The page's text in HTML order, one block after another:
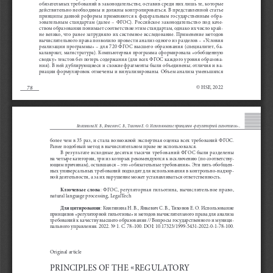
78 © HSE, 2022
обязательных требований в законодательстве, оставив среди них лишь те, которые
действительно необходимы и должны  контролироваться. В представленной статье
принципы данной реформы применяются к федеральным государственным обра-
зовательным  стандартам  (далее  –  ФГОС).  Российское  законодательство  под  каче-
ством образования понимает соответствие этим стандартам, однако их число край-
не велико, что ранее затрудняло их системное исследование. Применение методов
вычислительного права позволило провести анализ одного из разделов – «Условия
реализации  программы»  –  для  720  ФГОС  высшего  образования  (специалитет,  ба-
калавриат,  магистратура).  Компьютерная  программа  сформировала  «обобщенную
сводку» текстов без потерь содержания (для всех ФГОС каждого уровня образова-
ния). В ней дублирующиеся и схожие фрагменты были объединены; отличия и ва-
риации формулировок отмечены и визуализированы. Объем анализа уменьшился
Княгинина Н. В., Янкевич С. В., Тихонов Е. О. Использование принципов «регуляторной гильотины»...
более чем в 35 раз, и стала возможной экспертная оценка всех требований ФГОС.
Ранее подобный метод в вычислительном праве не использовался.
В результате исходные десятки тысячи требований ФГОС были разделены
на четыре категории, три из которых рекомендуются к исключению (по соответству-
ющим причинам), оставшаяся – это «обязательные требования». Эти пять обобщен-
ных универсальных требований подходят для использования в контрольно-надзор-
ной деятельности, а за их нарушение может устанавливаться ответственность.
Ключевые слова: ФГОС, регуляторная гильотина, вычислительное право,
natural language processing, LegalTech
Для цитирования: Княгинина Н. В., Янкевич С. В., Тихонов Е. О. Использование
принципов «регуляторной гильотины» и методов вычислительного права для анализа
требований к качеству высшего образования // Вопросы государственного и муници-
пального управления. 2022. No 1. С. 78–100. DOI: 10.17323/1999-5431-2022-0-1-78-100.
Original article
PRINCIPLES OF THE «REGULATORY